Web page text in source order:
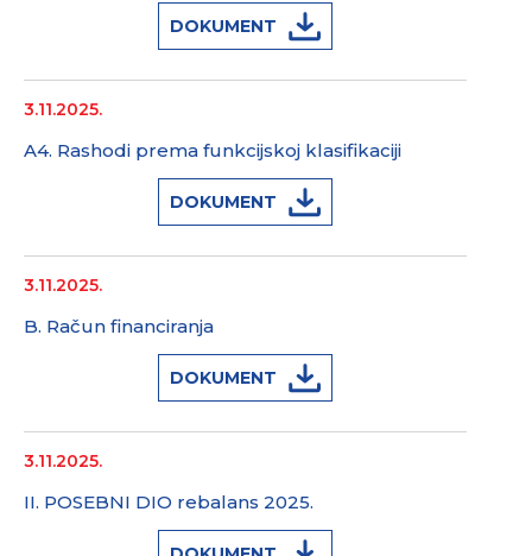
DOKUMENT
3.11.2025.
A4. Rashodi prema funkcijskoj klasifikaciji
DOKUMENT
3.11.2025.
B. Račun financiranja
DOKUMENT
3.11.2025.
II. POSEBNI DIO rebalans 2025.